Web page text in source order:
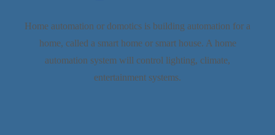
Home automation or domotics is building automation for a
home, called a smart home or smart house. A home
automation system will control lighting, climate,
entertainment systems.